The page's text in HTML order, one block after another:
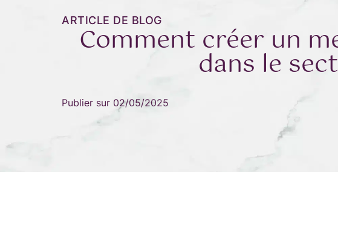
ARTICLE DE BLOG
Comment créer un
dans le
Publier sur 02/05/2025